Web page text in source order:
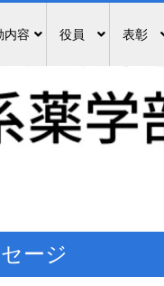
内容 役員 表彰
ージ